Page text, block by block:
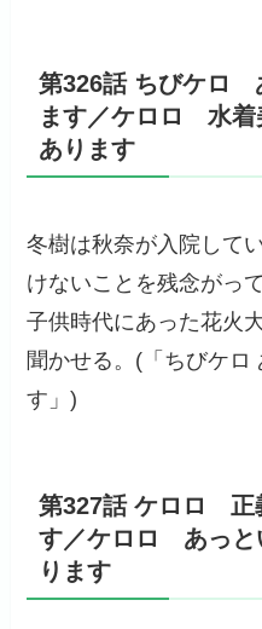
第326話 ちびケロ
ます／ケロロ 水
あります
冬樹は秋奈が入院して
けないことを残念がっ
子供時代にあった花火
聞かせる。(「ちびケロ
す」)
第327話 ケロロ 正
す／ケロロ あっ
ります